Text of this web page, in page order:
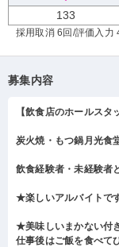
133
採用取消 6回 /評価入力
募集内容
【飲食店のホールスタ
炭火焼・もつ鍋月光食
飲食経験者・未経験者
★楽しいアルバイトで
★美味しいまかない付
仕事後はご飯を食べて